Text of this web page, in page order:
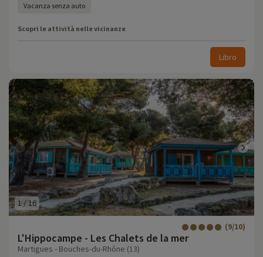
Vacanza senza auto
Scopri le attività nelle vicinanze
Libro
1 / 16
L'Hippocampe - Les Chalets de la mer
(9/10)
Martigues - Bouches-du-Rhône (13)